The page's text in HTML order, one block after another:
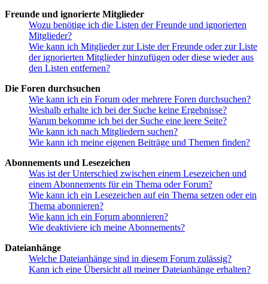
Freunde und ignorierte Mitglieder
Wozu benötige ich die Listen der Freunde und ignorierten
Mitglieder?
Wie kann ich Mitglieder zur Liste der Freunde oder zur Liste
der ignorierten Mitglieder hinzufügen oder diese wieder aus
den Listen entfernen?
Die Foren durchsuchen
Wie kann ich ein Forum oder mehrere Foren durchsuchen?
Weshalb erhalte ich bei der Suche keine Ergebnisse?
Warum bekomme ich bei der Suche eine leere Seite?
Wie kann ich nach Mitgliedern suchen?
Wie kann ich meine eigenen Beiträge und Themen finden?
Abonnements und Lesezeichen
Was ist der Unterschied zwischen einem Lesezeichen und
einem Abonnements für ein Thema oder Forum?
Wie kann ich ein Lesezeichen auf ein Thema setzen oder ein
Thema abonnieren?
Wie kann ich ein Forum abonnieren?
Wie deaktiviere ich meine Abonnements?
Dateianhänge
Welche Dateianhänge sind in diesem Forum zulässig?
Kann ich eine Übersicht all meiner Dateianhänge erhalten?